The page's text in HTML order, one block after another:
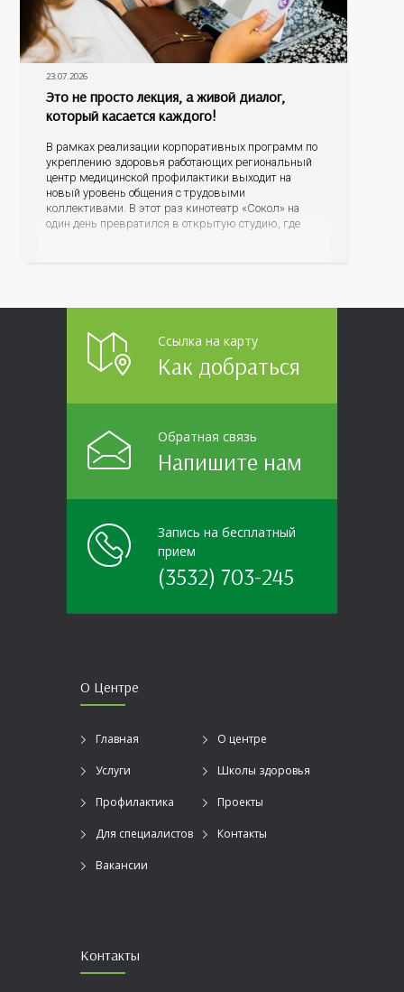
23.07.2026
Это не просто лекция, а живой диалог,
который касается каждого!
В рамках реализации корпоративных программ по
укреплению здоровья работающих региональный
центр медицинской профилактики выходит на
новый уровень общения с трудовыми
коллективами. В этот раз кинотеатр «Сокол» на
один день превратился в открытую студию, где
Ссылка на карту
Как добраться
Обратная связь
Напишите нам
Запись на бесплатный
прием
(3532) 703-245
О Центре
Главная О центре
Услуги Школы здоровья
Профилактика Проекты
Для специалистов Контакты
Вакансии
Контакты